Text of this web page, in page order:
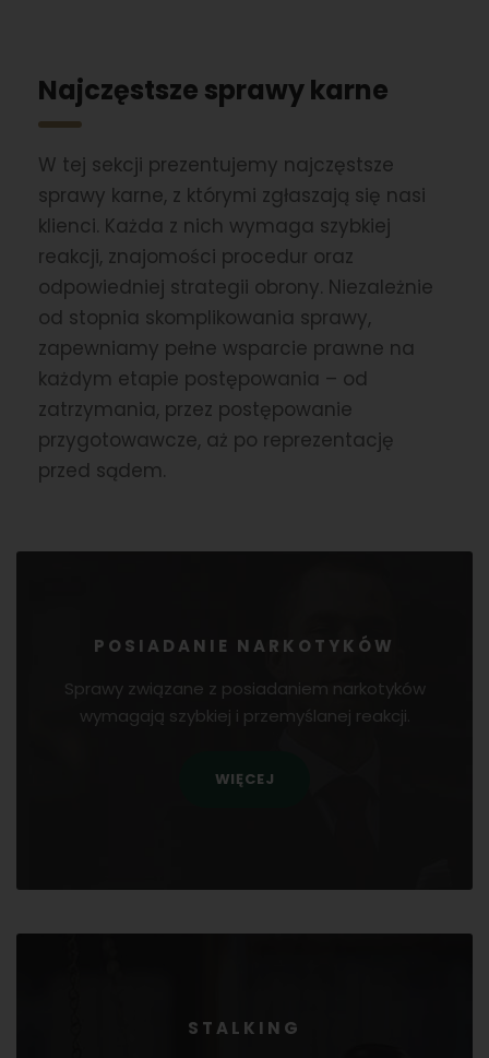
Najczęstsze sprawy karne
W tej sekcji prezentujemy najczęstsze
sprawy karne, z którymi zgłaszają się nasi
klienci. Każda z nich wymaga szybkiej
reakcji, znajomości procedur oraz
odpowiedniej strategii obrony. Niezależnie
od stopnia skomplikowania sprawy,
zapewniamy pełne wsparcie prawne na
każdym etapie postępowania – od
zatrzymania, przez postępowanie
przygotowawcze, aż po reprezentację
przed sądem.
POSIADANIE NARKOTYKÓW
Sprawy związane z posiadaniem narkotyków
wymagają szybkiej i przemyślanej reakcji.
WIĘCEJ
STALKING